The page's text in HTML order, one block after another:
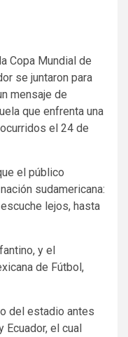
Copa Mundial de
se juntaron para
mensaje de
que enfrenta una
el 24 de
el público
sudamericana:
lejos, hasta
y el
de Fútbol,
del estadio antes
el cual